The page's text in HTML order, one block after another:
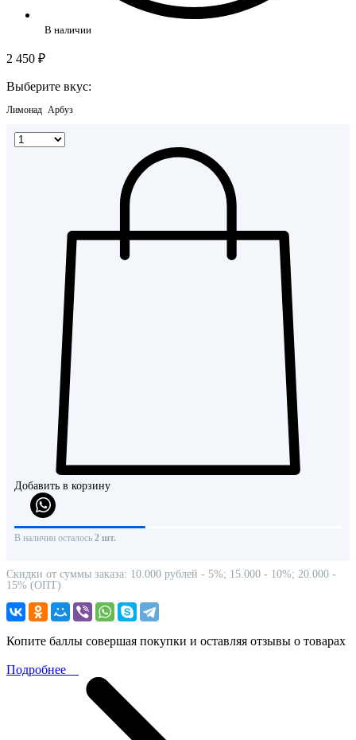
В наличии
2 450 ₽
Выберите вкус:
Лимонад Арбуз
Добавить в корзину
В наличии осталось 2 шт.
Скидки от суммы заказа: 10.000 рублей - 5%; 15.000 - 10%; 20.000 -
15% (ОПТ)
Копите баллы совершая покупки и оставляя отзывы о товарах
Подробнее